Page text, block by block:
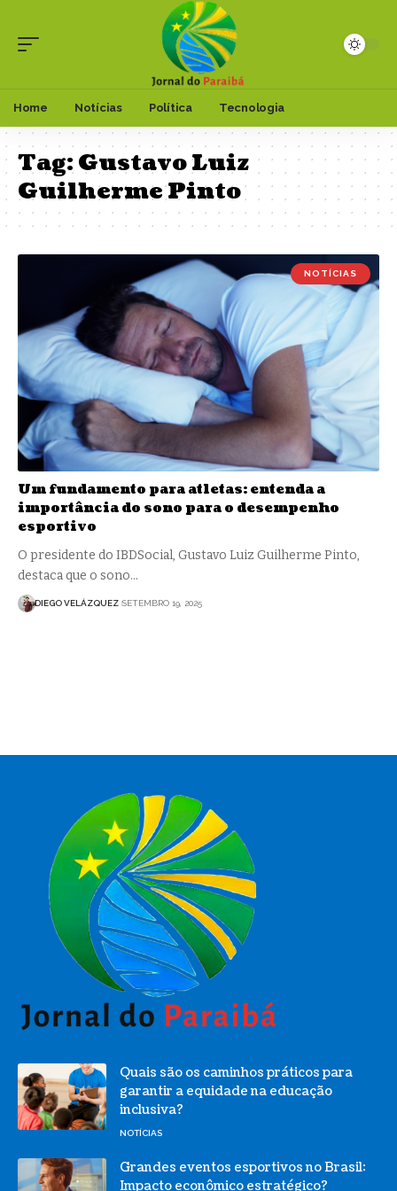
Home Notícias Política Tecnologia
Tag:Gustavo Luiz
Guilherme Pinto
NOTÍCIAS
Um fundamento para atletas: entenda a
importância do sono para o desempenho
esportivo
O presidente do IBDSocial, Gustavo Luiz Guilherme Pinto,
destaca que o sono…
DIEGO VELÁZQUEZ SETEMBRO 19, 2025
Quais são os caminhos práticos para
garantir a equidade na educação
inclusiva?
NOTÍCIAS
Grandes eventos esportivos no Brasil:
Impacto econômico estratégico?